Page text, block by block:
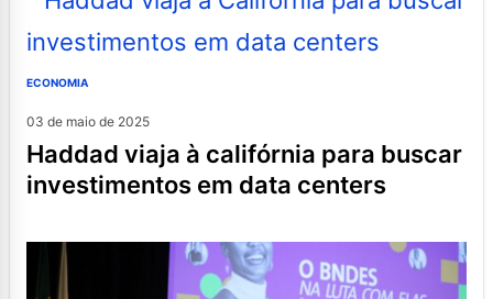
ECONOMIA
03 de maio de 2025
haddad viaja à califórnia para buscar
investimentos em data centers